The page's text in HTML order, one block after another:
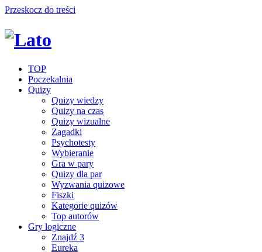
Przeskocz do treści
TOP
Poczekalnia
Quizy
Quizy wiedzy
Quizy na czas
Quizy wizualne
Zagadki
Psychotesty
Wybieranie
Gra w pary
Quizy dla par
Wyzwania quizowe
Fiszki
Kategorie quizów
Top autorów
Gry logiczne
Znajdź 3
Eureka